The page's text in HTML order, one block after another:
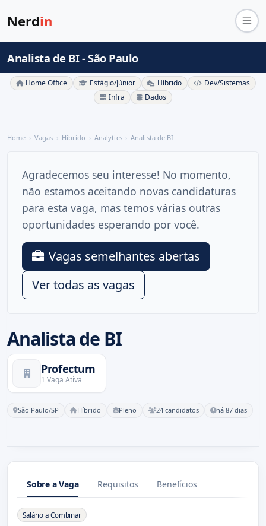
Nerdin
Analista de BI - São Paulo
Home Office Estágio/Júnior Híbrido
Dev/Sistemas
Infra
Dados
Home Vagas Híbrido Analytics Analista de BI
Analista de BI
Profectum
1 Vaga Ativa
São Paulo/SP Híbrido Pleno 24 candidatos há 87 dias
Agradecemos seu interesse! No momento,
não estamos aceitando novas candidaturas
para esta vaga, mas temos várias outras
oportunidades esperando por você.
Vagas semelhantes abertas
Ver todas as vagas
Sobre a Vaga Requisitos Benefícios
Sobre a Vaga
Salário a Combinar